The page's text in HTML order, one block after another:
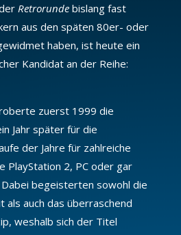
Retrorundebislang fast
aus den späten 80er- oder
haben, ist heute ein
Kandidat an der Reihe:
zuerst 1999 die
Jahr später für die
der Jahre für zahlreiche
PlayStation 2, PC oder gar
Dabei begeisterten sowohl die
als auch das überraschend
weshalb sich der Titel